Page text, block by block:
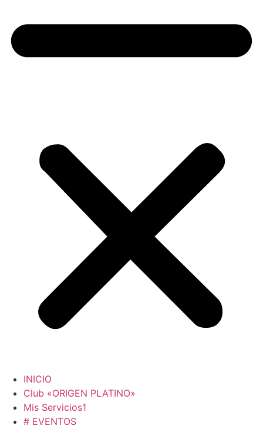
INICIO
Club «ORIGEN PLATINO»
Mis Servicios1
# EVENTOS